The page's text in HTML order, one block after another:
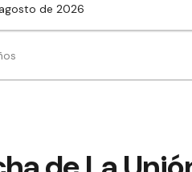
de 2026